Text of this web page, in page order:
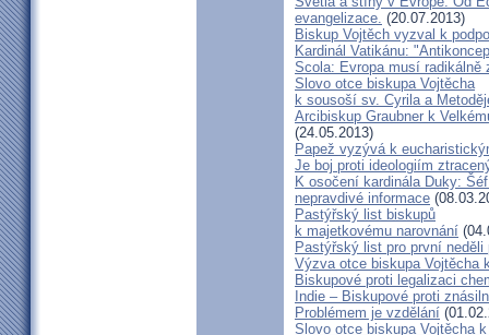
evangelizace. (20.07.2013)
Biskup Vojtěch vyzval k
Kardinál Vatikánu:
Scola: Evropa musí
Slovo otce biskupa Vojtěcha
k sousoší sv. Cyrila a
Arcibiskup Graubner k
(24.05.2013)
Papež vyzývá k
Je boj proti ideologiím
K osočení kardinála Duky:
nepravdivé informace
Pastýřský list biskupů
k majetkovému narovnání
Pastýřský list pro první neděli
Výzva otce biskupa Vojtěcha
Biskupové proti legalizaci
Indie – Biskupové proti
Problémem je vzdělání
Slovo otce biskupa Vojtěcha